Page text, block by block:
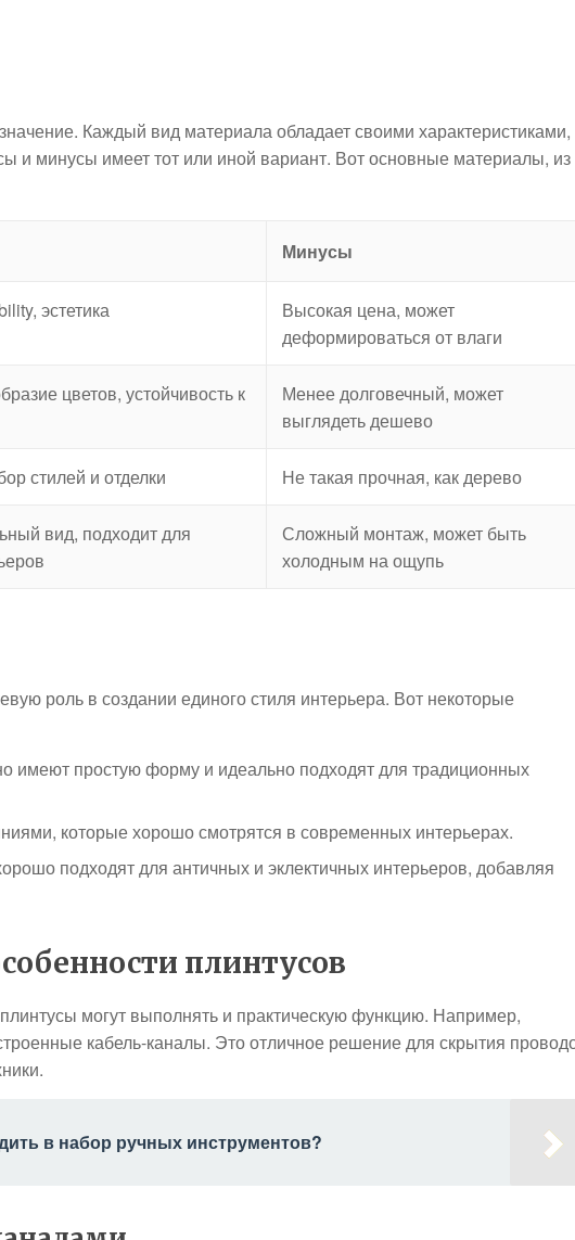
Каждый вид материала обладает своими характеристиками,
и минусы имеет тот или иной вариант. Вот основные материалы, из
Минусы
эстетика
Высокая цена, может
деформироваться от влаги
цветов, устойчивость к
Менее долговечный, может
выглядеть дешево
стилей и отделки Не такая прочная, как дерево
вид, подходит для
Сложный монтаж, может быть
холодным на ощупь
роль в создании единого стиля интерьера. Вот некоторые
имеют простую форму и идеально подходят для традиционных
которые хорошо смотрятся в современных интерьерах.
подходят для античных и эклектичных интерьеров, добавляя
плинтусов
могут выполнять и практическую функцию. Например,
кабель-каналы. Это отличное решение для скрытия
в набор ручных инструментов?